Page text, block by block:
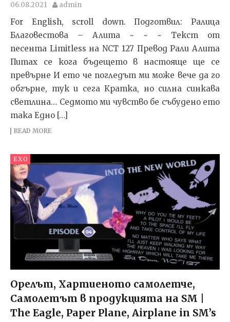
06.08.2021 admin
For English, scroll down. Подготвил: Ралица
Благовестова – Алита ~ ~ ~ Текст от
песента Limitless на NCT 127 Превод Рали Алита
Питах се кога бъдещето в настояще ще се
превърне И ето че погледът ми може вече да го
обгърне, тук и сега Кратка, но силна синкава
светлина… Седмото ми чувство бе събудено ето
така Едно […]
READ MORE
EXO
Орелът, Хартиеното самолетче,
Самолетът в продукцията на SM |
The Eagle, Paper Plane, Airplane in SM’s